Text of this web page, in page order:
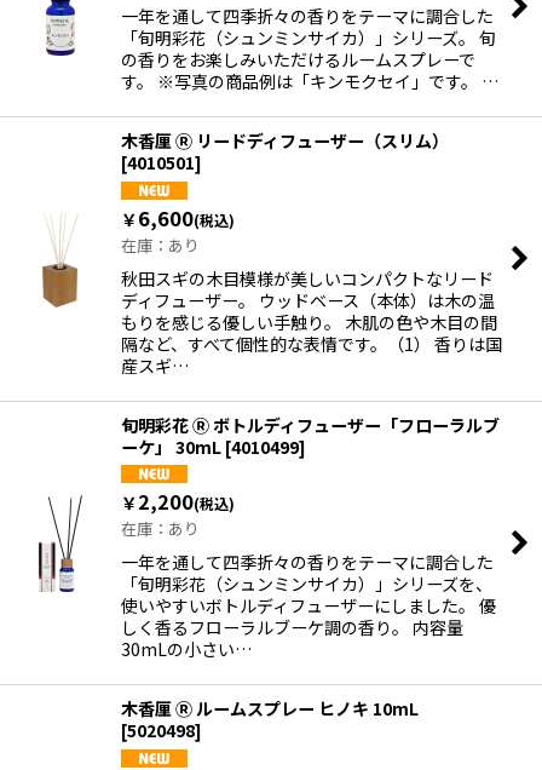
絞り込む
一年を通して四季折々の香りをテーマに調合した
「旬明彩花（シュンミンサイカ）」シリーズ。 旬
の香りをお楽しみいただけるルームスプレーで
す。 ※写真の商品例は「キンモクセイ」です。 …
木香厘 Ⓡ リードディフューザー（スリム）
[4010501]
￥ 6,600(税込)
在庫：あり
秋田スギの木目模様が美しいコンパクトなリード
ディフューザー。 ウッドベース（本体）は木の温
もりを感じる優しい手触り。 木肌の色や木目の間
隔など、すべて個性的な表情です。（1） 香りは国
産スギ…
旬明彩花 Ⓡ ボトルディフューザー「フローラルブ
ーケ」 30mL [4010499]
￥ 2,200(税込)
在庫：あり
一年を通して四季折々の香りをテーマに調合した
「旬明彩花（シュンミンサイカ）」シリーズを、
使いやすいボトルディフューザーにしました。 優
しく香るフローラルブーケ調の香り。 内容量
30mLの小さい…
木香厘 Ⓡ ルームスプレー ヒノキ 10mL
[5020498]